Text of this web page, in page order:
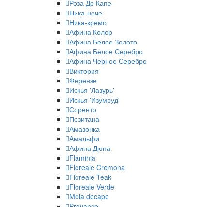
Роза Де Капе
Ника-ноче
Ника-кремо
Афина Колор
Афина Белое Золото
Афина Белое Серебро
Афина Черное Серебро
Виктория
Ферензе
Искья 'Лазурь'
Искья 'Изумруд'
Соренто
Позитана
Амазонка
Амальфи
Афина Дюна
Flaminia
Floreale Cremona
Floreale Teak
Floreale Verde
Mela decape